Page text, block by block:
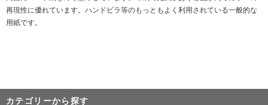
再現性に優れています。ハンドビラ等のもっともよく利用されている一般的な
用紙です。
カテゴリーから探す